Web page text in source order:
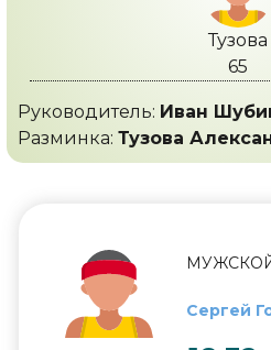
Сергей
Тузова
65
Руководитель: Иван
Разминка: Тузова